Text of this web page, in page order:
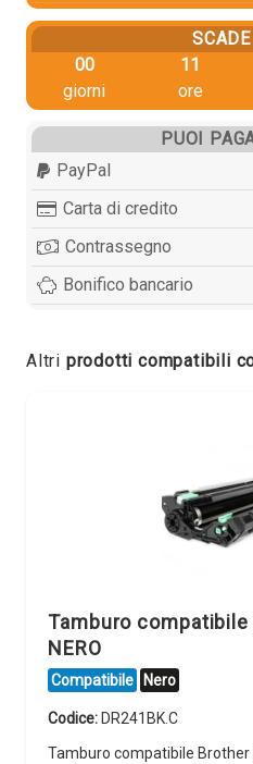
00
giorni
11
ore
PUOI
PayPal
Carta di credito
Contrassegno
Bonifico bancario
Altri prodotti compatibili
Tamburo compatibile
NERO
Compatibile Nero
Codice: DR241BK.C
Tamburo compatibile Brother